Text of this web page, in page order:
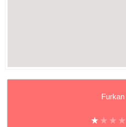
Furkan